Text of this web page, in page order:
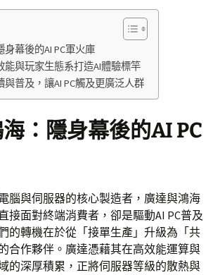
幕後的AI PC軍火庫
能與玩家生態系打造AI體驗標竿
與普及，讓AI PC觸及更廣泛人群
：隱身幕後的AI PC
腦與伺服器的核心製造者，廣達與鴻海
接面對終端消費者，卻是驅動AI PC普及
的轉機在於從「接單生產」升級為「共
合作夥伴。廣達憑藉其在高效能運算與
的深厚積累，正將伺服器等級的散熱與